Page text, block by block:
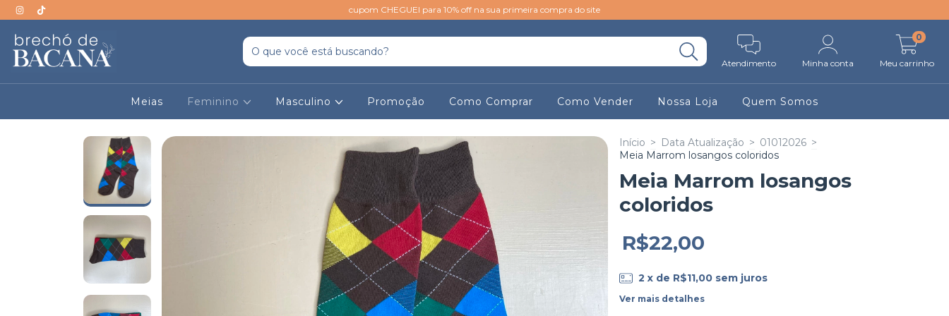
cupom CHEGUEI para 10% off na sua primeira compra do site
Atendimento Minha conta Meu carrinho
0
Meias Feminino Masculino Promoção Como Comprar Como Vender Nossa Loja Quem Somos
Início > Data Atualização > 01012026 >
Meia Marrom losangos coloridos
Meia Marrom losangos
coloridos
R$22,00
2 x de R$11,00 sem juros
Ver mais detalhes